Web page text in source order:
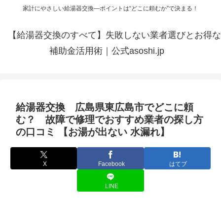
家計にやさしい給湯器交換—ポイントは“どこに頼むか”で決まる！
【給湯器交換のすべて】失敗しない業者選びとお得な
補助金活用術｜公式asoshi.jp
給湯器交換 広島県東広島市でどこに頼
む？ 故障で修理でおすすめ業者の探し方
の口コミ 【お湯が出ない 水漏れ】
X Facebook はてブ
LINE